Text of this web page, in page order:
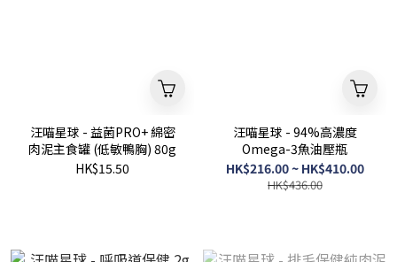
汪喵星球 - 益菌PRO+ 綿密
肉泥主食罐 (低敏鴨胸) 80g
HK$15.50
汪喵星球 - 94%高濃度
Omega-3魚油壓瓶
HK$216.00 ~ HK$410.00
HK$436.00